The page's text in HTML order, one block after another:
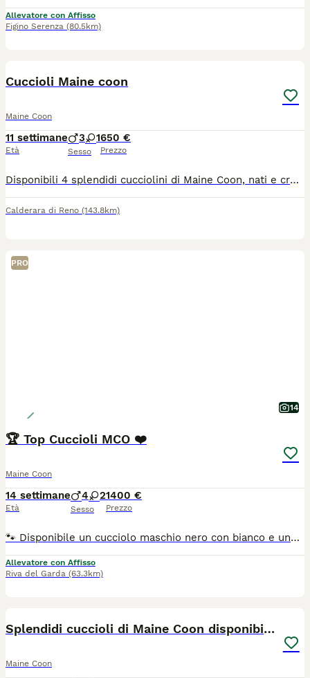
Allevatore con Affisso
Figino Serenza (80.5km)
Cuccioli Maine coon
Maine Coon
11 settimane
Età
3 1
Sesso
650 €
Prezzo
Disponibili 4 splendidi cucciolini di Maine Coon, nati e cresciuti in ambiente familiare. Quando: Cedibili da Fine luglio . Salute: Consegnati con libretto sanitario, sverminati e con primo vaccino. Genitori: Visibili in loco (cuccioli ceduti senza pedigree). Per informazioni, foto o prenotazioni, contattami in privato!
Calderara di Reno (143.8km)
PRO
14
🏆 Top Cuccioli MCO ❤️
Maine Coon
14 settimane
Età
4 2
Sesso
1400 €
Prezzo
🐾 Disponibile un cucciolo maschio nero con bianco e una femmina blu con bianco. Sono figli di Campioni Internazionali di Bellezza provenienti da linee testate per le principali malattie genetiche della razza. I cuccioli crescono in ambiente familiare, abituati al contatto umano e alimentati con BARF equilibrata, crocchette grain free e umido premium di alta qualità. Verranno ceduti esclusivamente come animali da compagnia (no riproduzione), con pedigree, vaccinazioni, microchip, libretto sanitario e contratto di cessione. Potranno lasciare la nostra casa da sabato 8 agosto 2026 ❤️🐾 Per maggiori informazioni, foto e aggiornamenti vi invitiamo a visitare il nostro sito web di Garda Felix
Allevatore con Affisso
Riva del Garda (63.3km)
Splendidi cuccioli di Maine Coon disponibili 🐾
Maine Coon